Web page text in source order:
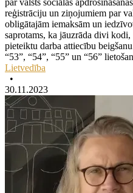
par valsts sociālās
reģistrāciju un ziņojumiem par
obligātajām iemaksām un
saprotams, ka jāuzrāda divi
pieteiktu darba attiecību
“53”, “54”, “55” un “56”
Lietvedība
•
30.11.2023